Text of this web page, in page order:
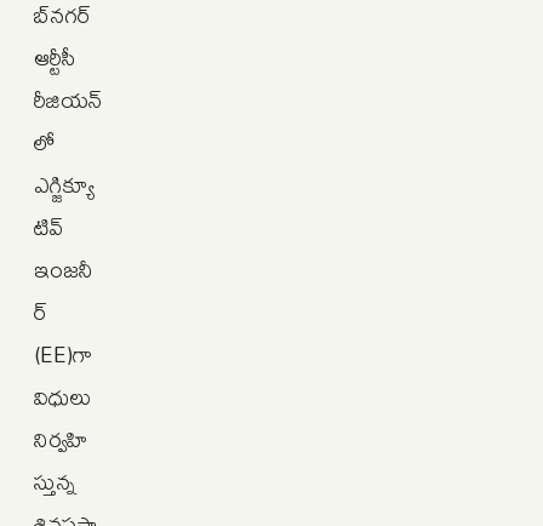
బ్‌నగర్‌
ఆర్టీసీ
రీజియన్‌
లో
ఎగ్జిక్యూ
టివ్
ఇంజనీ
ర్
(EE)గా
విధులు
నిర్వహి
స్తున్న